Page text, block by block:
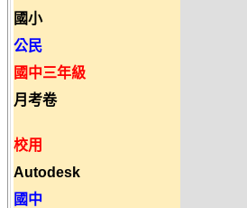
國小
公民
國中三年級
月考卷
校用
Autodesk
國中